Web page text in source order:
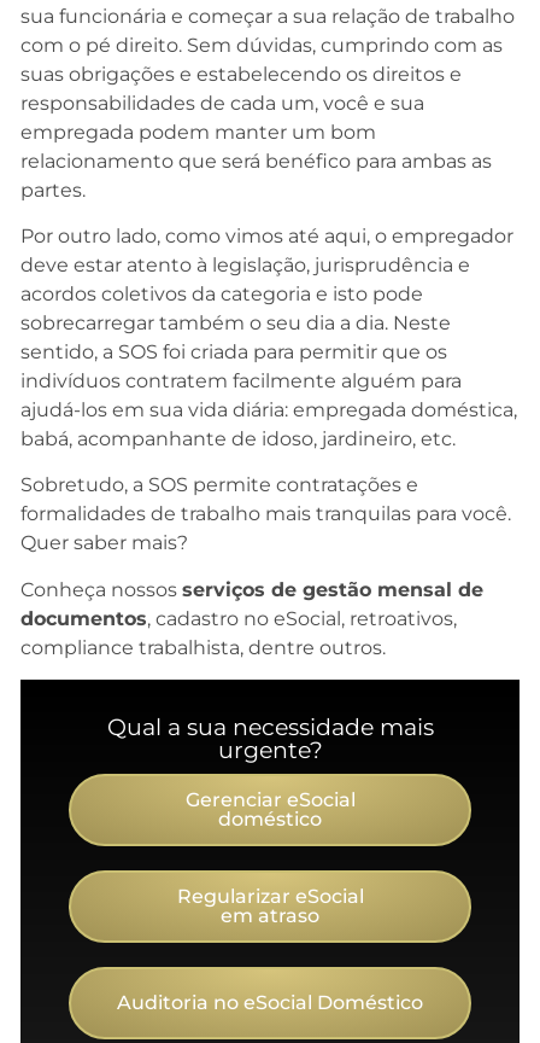
sua funcionária e começar a sua relação de trabalho
com o pé direito. Sem dúvidas, cumprindo com as
suas obrigações e estabelecendo os direitos e
responsabilidades de cada um, você e sua
empregada podem manter um bom
relacionamento que será benéfico para ambas as
partes.
Por outro lado, como vimos até aqui, o empregador
deve estar atento à legislação, jurisprudência e
acordos coletivos da categoria e isto pode
sobrecarregar também o seu dia a dia. Neste
sentido, a SOS foi criada para permitir que os
indivíduos contratem facilmente alguém para
ajudá-los em sua vida diária: empregada doméstica,
babá, acompanhante de idoso, jardineiro, etc.
Sobretudo, a SOS permite contratações e
formalidades de trabalho mais tranquilas para você.
Quer saber mais?
Conheça nossos serviços de gestão mensal de
documentos, cadastro no eSocial, retroativos,
compliance trabalhista, dentre outros.
Qual a sua necessidade mais
urgente?
Gerenciar eSocial
doméstico
Regularizar eSocial
em atraso
Auditoria no eSocial Doméstico